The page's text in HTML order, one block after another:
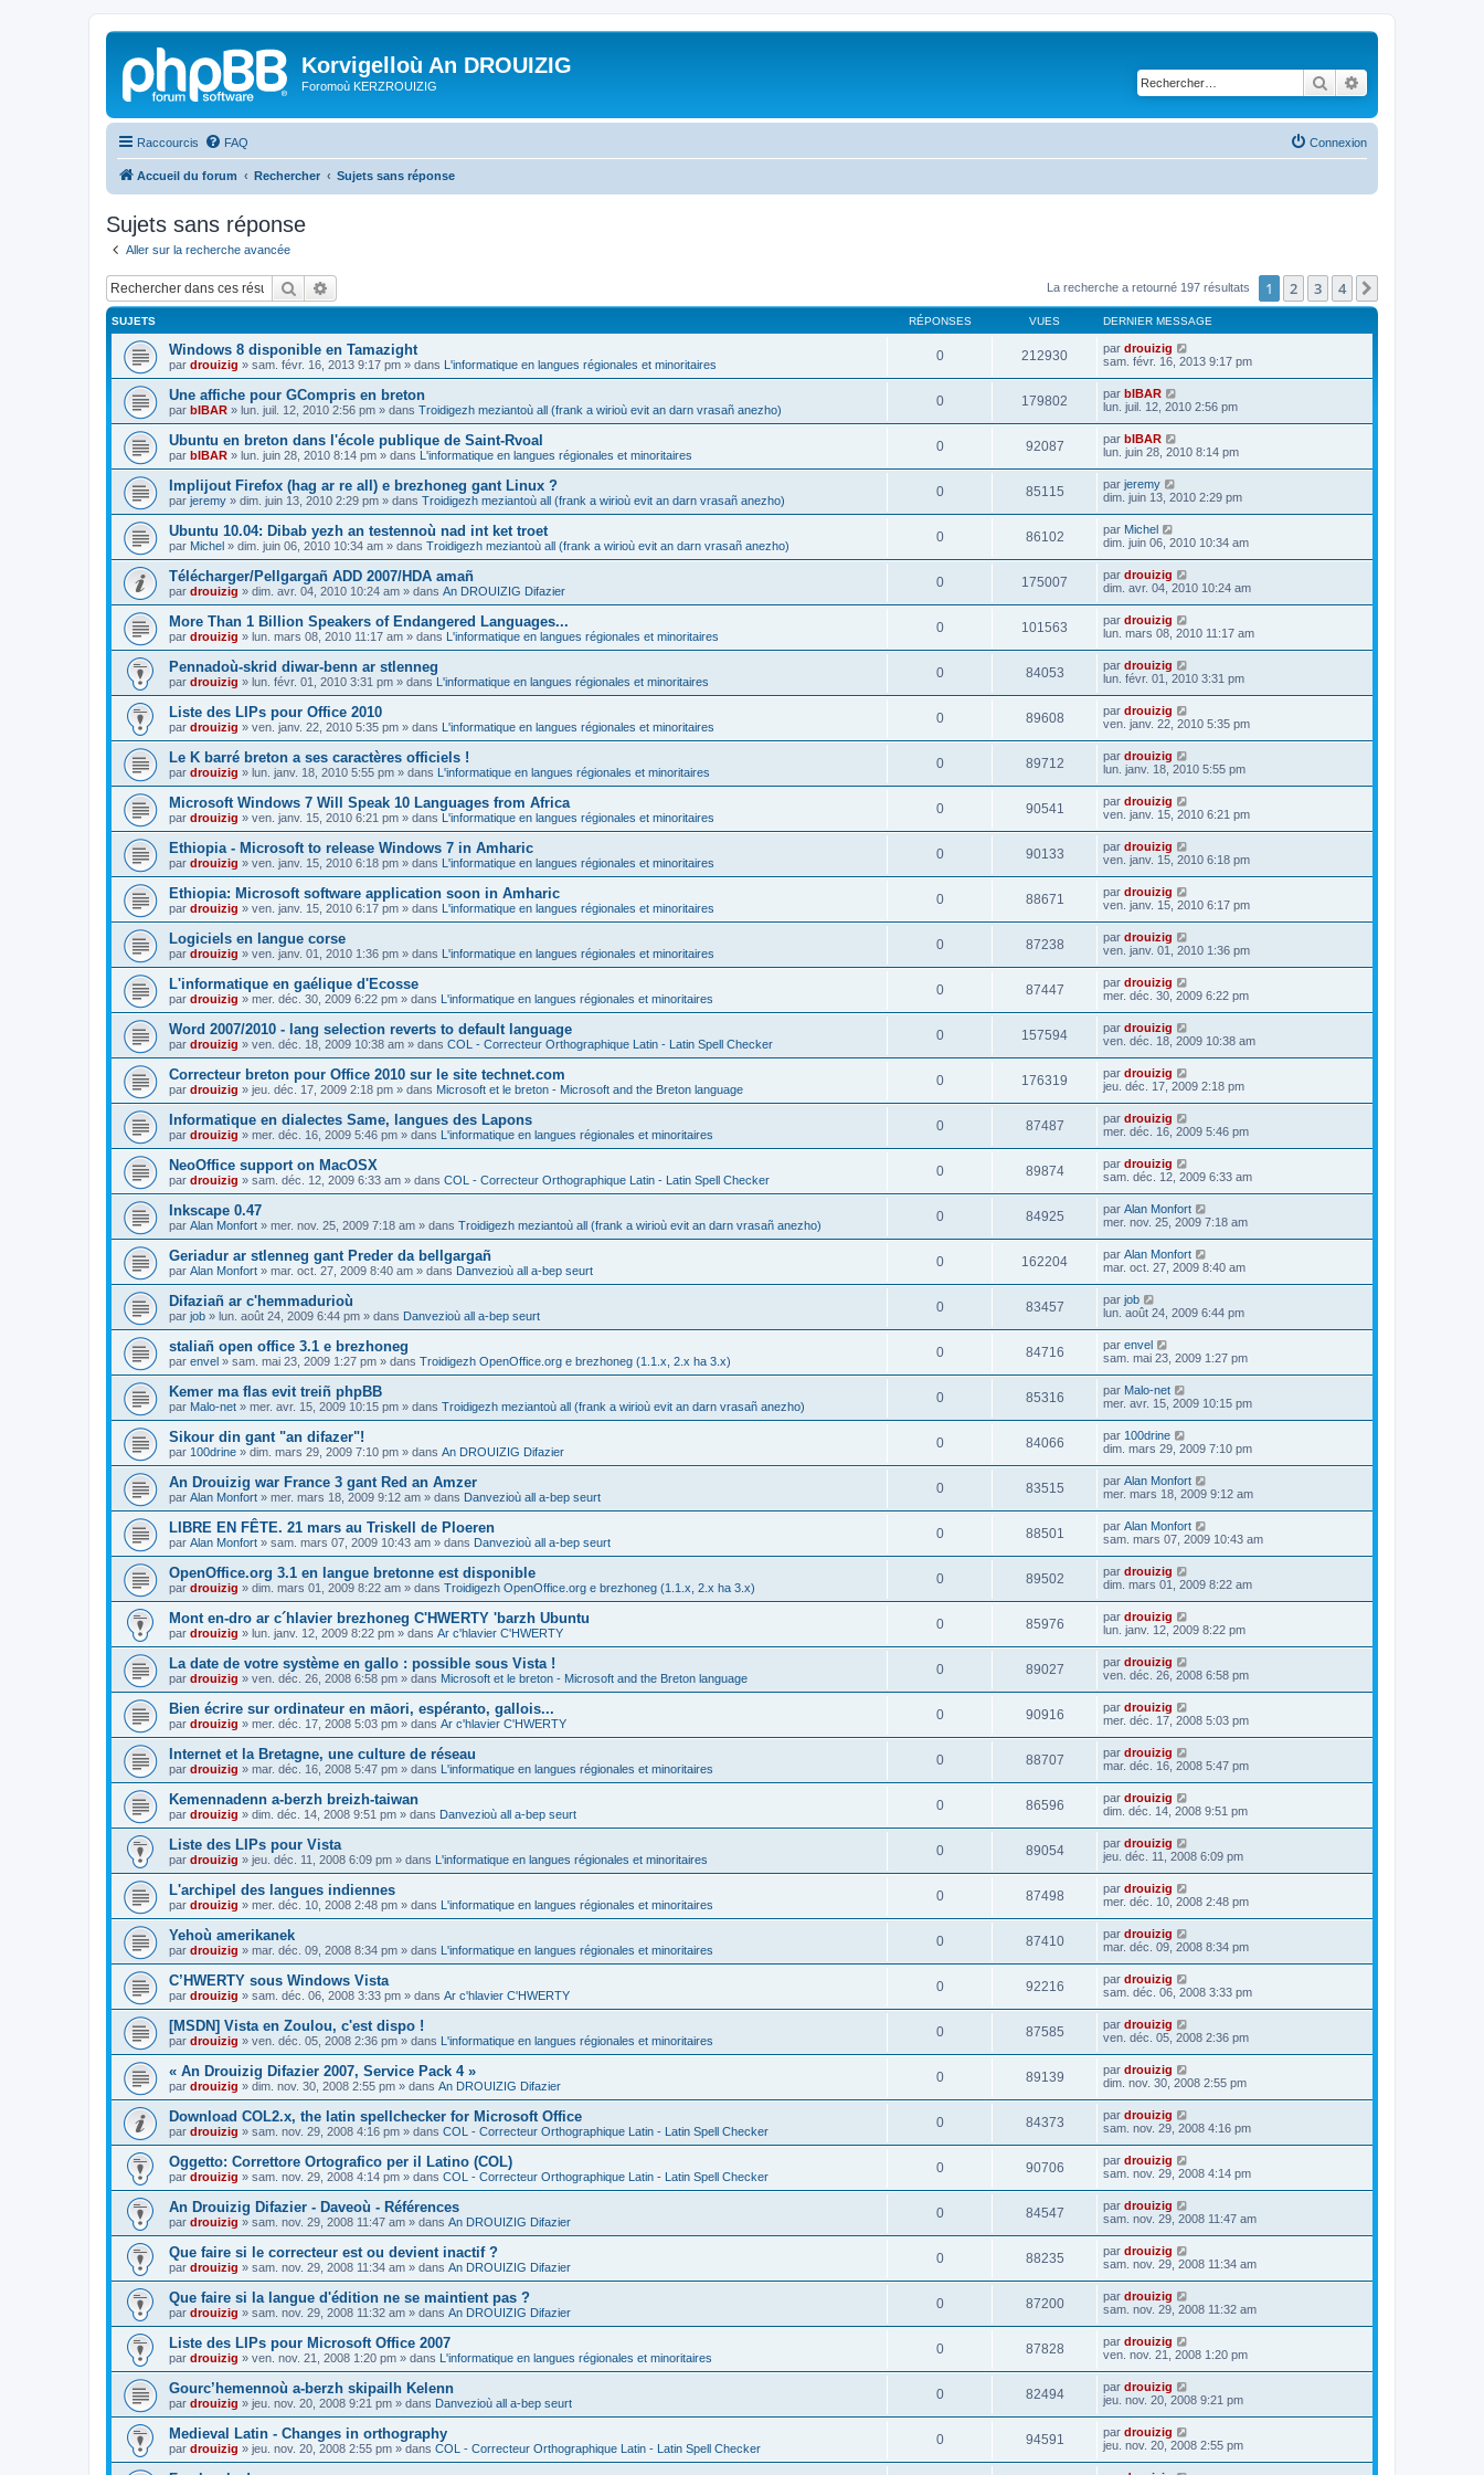
Korvigelloù An DROUIZIG
Foromoù KERZROUIZIG Rechercher
Raccourcis FAQ Connexion
Accueil du forum Rechercher Sujets sans réponse
Sujets sans réponse
Aller sur la recherche avancée
Rechercher La recherche a retourné 197 résultats 1 2 3 4
SUJETS RÉPONSES VUES DERNIER MESSAGE
Windows 8 disponible en Tamazight
par drouizig » sam. févr. 16, 2013 9:17 pm » dans L'informatique en langues régionales et minoritaires
0 212930 par drouizig
sam. févr. 16, 2013 9:17 pm
Une affiche pour GCompris en breton
par bIBAR » lun. juil. 12, 2010 2:56 pm » dans Troidigezh meziantoù all (frank a wirioù evit an darn vrasañ anezho)
0 179802 par bIBAR
lun. juil. 12, 2010 2:56 pm
Ubuntu en breton dans l'école publique de Saint-Rvoal
par bIBAR » lun. juin 28, 2010 8:14 pm » dans L'informatique en langues régionales et minoritaires
0 92087 par bIBAR
lun. juin 28, 2010 8:14 pm
Implijout Firefox (hag ar re all) e brezhoneg gant Linux ?
par jeremy » dim. juin 13, 2010 2:29 pm » dans Troidigezh meziantoù all (frank a wirioù evit an darn vrasañ anezho)
0 85115 par jeremy
dim. juin 13, 2010 2:29 pm
Ubuntu 10.04: Dibab yezh an testennoù nad int ket troet
par Michel » dim. juin 06, 2010 10:34 am » dans Troidigezh meziantoù all (frank a wirioù evit an darn vrasañ anezho)
0 86102 par Michel
dim. juin 06, 2010 10:34 am
Télécharger/Pellgargañ ADD 2007/HDA amañ
par drouizig » dim. avr. 04, 2010 10:24 am » dans An DROUIZIG Difazier
0 175007 par drouizig
dim. avr. 04, 2010 10:24 am
More Than 1 Billion Speakers of Endangered Languages...
par drouizig » lun. mars 08, 2010 11:17 am » dans L'informatique en langues régionales et minoritaires
0 101563 par drouizig
lun. mars 08, 2010 11:17 am
Pennadoù-skrid diwar-benn ar stlenneg
par drouizig » lun. févr. 01, 2010 3:31 pm » dans L'informatique en langues régionales et minoritaires
0 84053 par drouizig
lun. févr. 01, 2010 3:31 pm
Liste des LIPs pour Office 2010
par drouizig » ven. janv. 22, 2010 5:35 pm » dans L'informatique en langues régionales et minoritaires
0 89608 par drouizig
ven. janv. 22, 2010 5:35 pm
Le K barré breton a ses caractères officiels !
par drouizig » lun. janv. 18, 2010 5:55 pm » dans L'informatique en langues régionales et minoritaires
0 89712 par drouizig
lun. janv. 18, 2010 5:55 pm
Microsoft Windows 7 Will Speak 10 Languages from Africa
par drouizig » ven. janv. 15, 2010 6:21 pm » dans L'informatique en langues régionales et minoritaires
0 90541 par drouizig
ven. janv. 15, 2010 6:21 pm
Ethiopia - Microsoft to release Windows 7 in Amharic
par drouizig » ven. janv. 15, 2010 6:18 pm » dans L'informatique en langues régionales et minoritaires
0 90133 par drouizig
ven. janv. 15, 2010 6:18 pm
Ethiopia: Microsoft software application soon in Amharic
par drouizig » ven. janv. 15, 2010 6:17 pm » dans L'informatique en langues régionales et minoritaires
0 88671 par drouizig
ven. janv. 15, 2010 6:17 pm
Logiciels en langue corse
par drouizig » ven. janv. 01, 2010 1:36 pm » dans L'informatique en langues régionales et minoritaires
0 87238 par drouizig
ven. janv. 01, 2010 1:36 pm
L'informatique en gaélique d'Ecosse
par drouizig » mer. déc. 30, 2009 6:22 pm » dans L'informatique en langues régionales et minoritaires
0 87447 par drouizig
mer. déc. 30, 2009 6:22 pm
Word 2007/2010 - lang selection reverts to default language
par drouizig » ven. déc. 18, 2009 10:38 am » dans COL - Correcteur Orthographique Latin - Latin Spell Checker
0 157594 par drouizig
ven. déc. 18, 2009 10:38 am
Correcteur breton pour Office 2010 sur le site technet.com
par drouizig » jeu. déc. 17, 2009 2:18 pm » dans Microsoft et le breton - Microsoft and the Breton language
0 176319 par drouizig
jeu. déc. 17, 2009 2:18 pm
Informatique en dialectes Same, langues des Lapons
par drouizig » mer. déc. 16, 2009 5:46 pm » dans L'informatique en langues régionales et minoritaires
0 87487 par drouizig
mer. déc. 16, 2009 5:46 pm
NeoOffice support on MacOSX
par drouizig » sam. déc. 12, 2009 6:33 am » dans COL - Correcteur Orthographique Latin - Latin Spell Checker
0 89874 par drouizig
sam. déc. 12, 2009 6:33 am
Inkscape 0.47
par Alan Monfort » mer. nov. 25, 2009 7:18 am » dans Troidigezh meziantoù all (frank a wirioù evit an darn vrasañ anezho)
0 84925 par Alan Monfort
mer. nov. 25, 2009 7:18 am
Geriadur ar stlenneg gant Preder da bellgargañ
par Alan Monfort » mar. oct. 27, 2009 8:40 am » dans Danvezioù all a-bep seurt
0 162204 par Alan Monfort
mar. oct. 27, 2009 8:40 am
Difaziañ ar c'hemmadurioù
par job » lun. août 24, 2009 6:44 pm » dans Danvezioù all a-bep seurt
0 83457 par job
lun. août 24, 2009 6:44 pm
staliañ open office 3.1 e brezhoneg
par envel » sam. mai 23, 2009 1:27 pm » dans Troidigezh OpenOffice.org e brezhoneg (1.1.x, 2.x ha 3.x)
0 84716 par envel
sam. mai 23, 2009 1:27 pm
Kemer ma flas evit treiñ phpBB
par Malo-net » mer. avr. 15, 2009 10:15 pm » dans Troidigezh meziantoù all (frank a wirioù evit an darn vrasañ anezho)
0 85316 par Malo-net
mer. avr. 15, 2009 10:15 pm
Sikour din gant "an difazer"!
par 100drine » dim. mars 29, 2009 7:10 pm » dans An DROUIZIG Difazier
0 84066 par 100drine
dim. mars 29, 2009 7:10 pm
An Drouizig war France 3 gant Red an Amzer
par Alan Monfort » mer. mars 18, 2009 9:12 am » dans Danvezioù all a-bep seurt
0 83515 par Alan Monfort
mer. mars 18, 2009 9:12 am
LIBRE EN FÊTE. 21 mars au Triskell de Ploeren
par Alan Monfort » sam. mars 07, 2009 10:43 am » dans Danvezioù all a-bep seurt
0 88501 par Alan Monfort
sam. mars 07, 2009 10:43 am
OpenOffice.org 3.1 en langue bretonne est disponible
par drouizig » dim. mars 01, 2009 8:22 am » dans Troidigezh OpenOffice.org e brezhoneg (1.1.x, 2.x ha 3.x)
0 89502 par drouizig
dim. mars 01, 2009 8:22 am
Mont en-dro ar c´hlavier brezhoneg C'HWERTY 'barzh Ubuntu
par drouizig » lun. janv. 12, 2009 8:22 pm » dans Ar c'hlavier C'HWERTY
0 85976 par drouizig
lun. janv. 12, 2009 8:22 pm
La date de votre système en gallo : possible sous Vista !
par drouizig » ven. déc. 26, 2008 6:58 pm » dans Microsoft et le breton - Microsoft and the Breton language
0 89027 par drouizig
ven. déc. 26, 2008 6:58 pm
Bien écrire sur ordinateur en māori, espéranto, gallois...
par drouizig » mer. déc. 17, 2008 5:03 pm » dans Ar c'hlavier C'HWERTY
0 90916 par drouizig
mer. déc. 17, 2008 5:03 pm
Internet et la Bretagne, une culture de réseau
par drouizig » mar. déc. 16, 2008 5:47 pm » dans L'informatique en langues régionales et minoritaires
0 88707 par drouizig
mar. déc. 16, 2008 5:47 pm
Kemennadenn a-berzh breizh-taiwan
par drouizig » dim. déc. 14, 2008 9:51 pm » dans Danvezioù all a-bep seurt
0 86596 par drouizig
dim. déc. 14, 2008 9:51 pm
Liste des LIPs pour Vista
par drouizig » jeu. déc. 11, 2008 6:09 pm » dans L'informatique en langues régionales et minoritaires
0 89054 par drouizig
jeu. déc. 11, 2008 6:09 pm
L'archipel des langues indiennes
par drouizig » mer. déc. 10, 2008 2:48 pm » dans L'informatique en langues régionales et minoritaires
0 87498 par drouizig
mer. déc. 10, 2008 2:48 pm
Yehoù amerikanek
par drouizig » mar. déc. 09, 2008 8:34 pm » dans L'informatique en langues régionales et minoritaires
0 87410 par drouizig
mar. déc. 09, 2008 8:34 pm
C’HWERTY sous Windows Vista
par drouizig » sam. déc. 06, 2008 3:33 pm » dans Ar c'hlavier C'HWERTY
0 92216 par drouizig
sam. déc. 06, 2008 3:33 pm
[MSDN] Vista en Zoulou, c'est dispo !
par drouizig » ven. déc. 05, 2008 2:36 pm » dans L'informatique en langues régionales et minoritaires
0 87585 par drouizig
ven. déc. 05, 2008 2:36 pm
« An Drouizig Difazier 2007, Service Pack 4 »
par drouizig » dim. nov. 30, 2008 2:55 pm » dans An DROUIZIG Difazier
0 89139 par drouizig
dim. nov. 30, 2008 2:55 pm
Download COL2.x, the latin spellchecker for Microsoft Office
par drouizig » sam. nov. 29, 2008 4:16 pm » dans COL - Correcteur Orthographique Latin - Latin Spell Checker
0 84373 par drouizig
sam. nov. 29, 2008 4:16 pm
Oggetto: Correttore Ortografico per il Latino (COL)
par drouizig » sam. nov. 29, 2008 4:14 pm » dans COL - Correcteur Orthographique Latin - Latin Spell Checker
0 90706 par drouizig
sam. nov. 29, 2008 4:14 pm
An Drouizig Difazier - Daveoù - Références
par drouizig » sam. nov. 29, 2008 11:47 am » dans An DROUIZIG Difazier
0 84547 par drouizig
sam. nov. 29, 2008 11:47 am
Que faire si le correcteur est ou devient inactif ?
par drouizig » sam. nov. 29, 2008 11:34 am » dans An DROUIZIG Difazier
0 88235 par drouizig
sam. nov. 29, 2008 11:34 am
Que faire si la langue d'édition ne se maintient pas ?
par drouizig » sam. nov. 29, 2008 11:32 am » dans An DROUIZIG Difazier
0 87200 par drouizig
sam. nov. 29, 2008 11:32 am
Liste des LIPs pour Microsoft Office 2007
par drouizig » ven. nov. 21, 2008 1:20 pm » dans L'informatique en langues régionales et minoritaires
0 87828 par drouizig
ven. nov. 21, 2008 1:20 pm
Gourc’hemennoù a-berzh skipailh Kelenn
par drouizig » jeu. nov. 20, 2008 9:21 pm » dans Danvezioù all a-bep seurt
0 82494 par drouizig
jeu. nov. 20, 2008 9:21 pm
Medieval Latin - Changes in orthography
par drouizig » jeu. nov. 20, 2008 2:55 pm » dans COL - Correcteur Orthographique Latin - Latin Spell Checker
0 94591 par drouizig
jeu. nov. 20, 2008 2:55 pm